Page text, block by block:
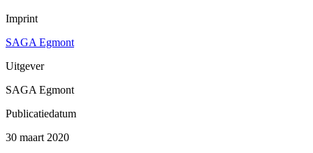
Imprint
SAGA Egmont
Uitgever
SAGA Egmont
Publicatiedatum
30 maart 2020